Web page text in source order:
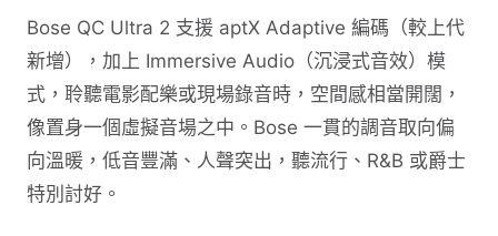
Bose QC Ultra 2 支援 aptX Adaptive 編碼（較上代
新增），加上 Immersive Audio（沉浸式音效）模
式，聆聽電影配樂或現場錄音時，空間感相當開闊，
像置身一個虛擬音場之中。Bose 一貫的調音取向偏
向溫暖，低音豐滿、人聲突出，聽流行、R&B 或爵士
特別討好。